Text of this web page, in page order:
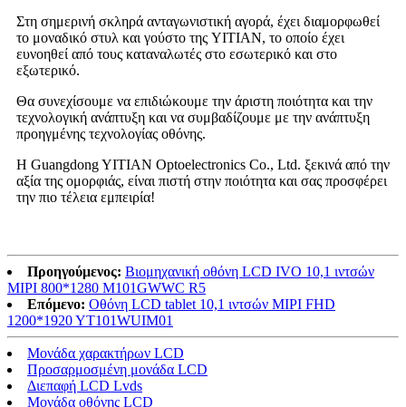
Στη σημερινή σκληρά ανταγωνιστική αγορά, έχει διαμορφωθεί
το μοναδικό στυλ και γούστο της YITIAN, το οποίο έχει
ευνοηθεί από τους καταναλωτές στο εσωτερικό και στο
εξωτερικό.
Θα συνεχίσουμε να επιδιώκουμε την άριστη ποιότητα και την
τεχνολογική ανάπτυξη και να συμβαδίζουμε με την ανάπτυξη
προηγμένης τεχνολογίας οθόνης.
Η Guangdong YITIAN Optoelectronics Co., Ltd. ξεκινά από την
αξία της ομορφιάς, είναι πιστή στην ποιότητα και σας προσφέρει
την πιο τέλεια εμπειρία!
Προηγούμενος: Βιομηχανική οθόνη LCD IVO 10,1 ιντσών
MIPI 800*1280 M101GWWC R5
Επόμενο: Οθόνη LCD tablet 10,1 ιντσών MIPI FHD
1200*1920 YT101WUIM01
Μονάδα χαρακτήρων LCD
Προσαρμοσμένη μονάδα LCD
Διεπαφή LCD Lvds
Μονάδα οθόνης LCD